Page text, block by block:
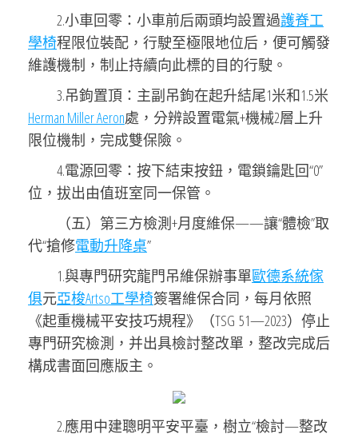
2.小車回零：小車前后兩頭均設置過護脊工
學椅程限位裝配，行駛至極限地位后，便可觸發
維護機制，制止持續向此標的目的行駛。
3.吊鉤置頂：主副吊鉤在起升結尾1米和1.5米
Herman Miller Aeron處，分辨設置電氣+機械2層上升
限位機制，完成雙保險。
4.電源回零：按下結束按鈕，電鎖鑰匙回“0”
位，拔出由值班室同一保管。
（五）第三方檢測+月度維保——讓“體檢”取
代“搶修電動升降桌”
1.與專門研究龍門吊維保辦事單歐德系統傢
俱元亞梭Artso工學椅簽署維保合同，每月依照
《起重機械平安技巧規程》（TSG 51—2023）停止
專門研究檢測，并出具檢討整改單，整改完成后
構成書面回應版主。
2.應用中建聰明平安平臺，樹立“檢討—整改